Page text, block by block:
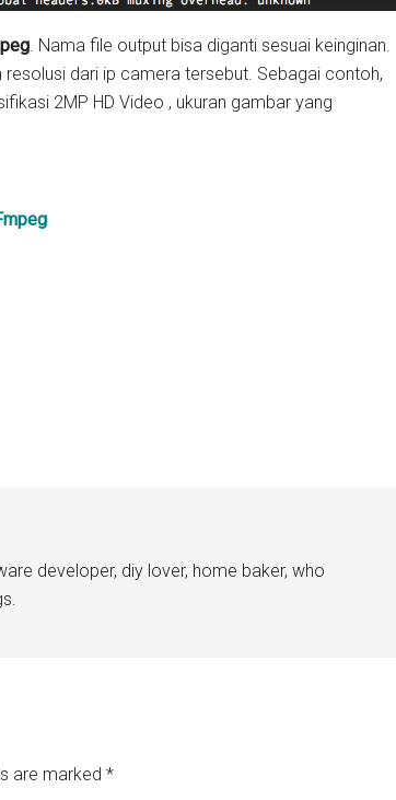
. Nama file output bisa diganti sesuai keinginan.
dari ip camera tersebut. Sebagai contoh,
2MP HD Video , ukuran gambar yang
developer, diy lover, home baker, who
are marked *